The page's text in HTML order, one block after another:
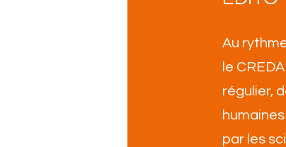
Au
le
régulier,
par les